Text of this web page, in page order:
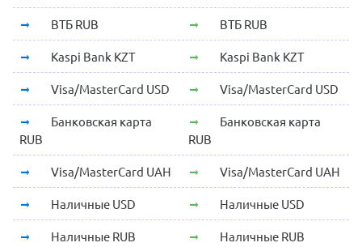
ВТБ RUB ВТБ RUB
Kaspi Bank KZT Kaspi Bank KZT
Visa/MasterCard USD Visa/MasterCard USD
Банковская карта
RUB
Банковская карта
RUB
Visa/MasterCard UAH Visa/MasterCard UAH
Наличные USD Наличные USD
Наличные RUB Наличные RUB